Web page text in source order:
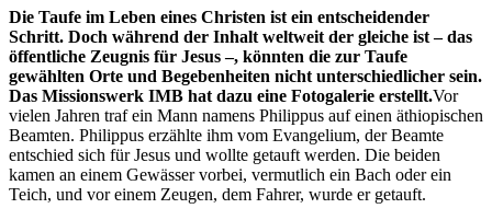
Die Taufe im Leben eines Christen ist ein entscheidender
Schritt. Doch während der Inhalt weltweit der gleiche ist – das
öffentliche Zeugnis für Jesus –, könnten die zur Taufe
gewählten Orte und Begebenheiten nicht unterschiedlicher sein.
Das Missionswerk IMB hat dazu eine Fotogalerie erstellt.Vor
vielen Jahren traf ein Mann namens Philippus auf einen äthiopischen
Beamten. Philippus erzählte ihm vom Evangelium, der Beamte
entschied sich für Jesus und wollte getauft werden. Die beiden
kamen an einem Gewässer vorbei, vermutlich ein Bach oder ein
Teich, und vor einem Zeugen, dem Fahrer, wurde er getauft.